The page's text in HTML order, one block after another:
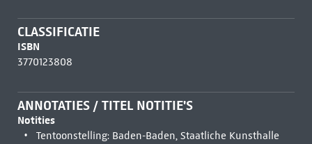
CLASSIFICATIE
ISBN
3770123808
ANNOTATIES / TITEL NOTITIE'S
Notities
Tentoonstelling: Baden-Baden, Staatliche Kunsthalle